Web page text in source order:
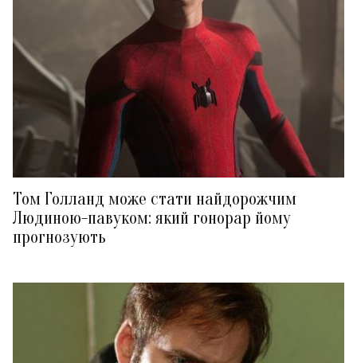
Том Голланд може стати найдорожчим
Людиною-павуком: який гонорар йому
прогнозують